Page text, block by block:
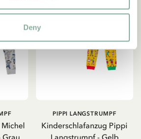
Deny
Grau
Kinderschlafanzug Pippi
Langstrumpf - Gelb
PIPPI LANGSTRUMPF